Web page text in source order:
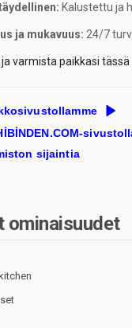
Kalustettu ja
ja mukavuus: 24/7
varmista paikkasi
sijaintia
ominaisuudet